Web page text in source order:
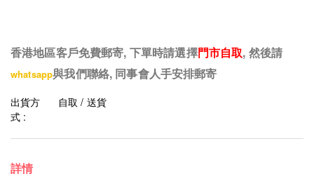
香港地區客戶免費郵寄, 下單時請選擇門市自取, 然後請
whatsapp與我們聯絡, 同事會人手安排郵寄
出貨方
式 :
自取 / 送貨
詳情